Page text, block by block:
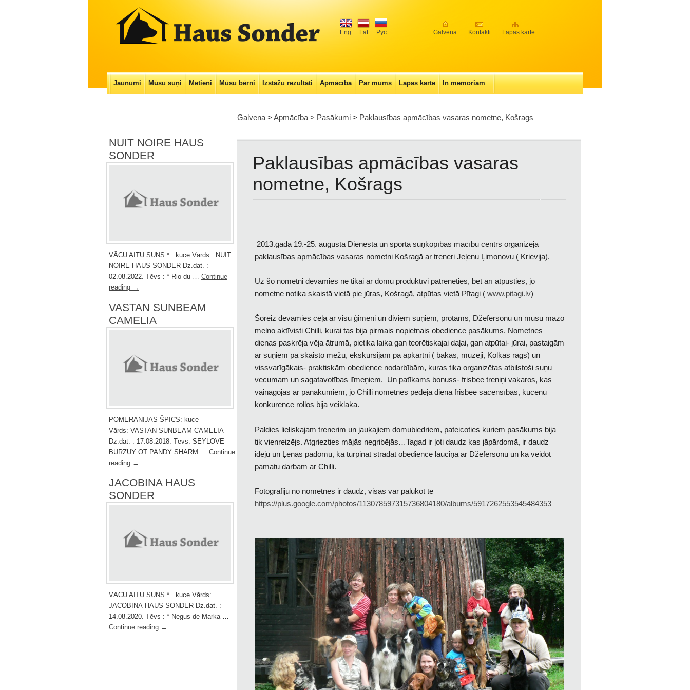
Eng Lat Рус Galvena Kontakti Lapas karte
Main menu
Skip
Jaunumi Mūsu suņi Metieni Mūsu bērni Izstāžu rezultāti Apmācība Par mums Lapas karte In memoriam
Galvena > Apmācība > Pasākumi > Paklausības apmācības vasaras nometne, Košrags
NUIT NOIRE HAUS
SONDER
VĀCU AITU SUNS * kuce Vārds: NUIT
NOIRE HAUS SONDER Dz.dat. :
02.08.2022. Tēvs : * Rio du … Continue
reading →
VASTAN SUNBEAM
CAMELIA
POMERĀNIJAS ŠPICS: kuce
Vārds: VASTAN SUNBEAM CAMELIA
Dz.dat. : 17.08.2018. Tēvs: SEYLOVE
BURZUY OT PANDY SHARM … Continue
reading →
JACOBINA HAUS
SONDER
VĀCU AITU SUNS * kuce Vārds:
JACOBINA HAUS SONDER Dz.dat. :
14.08.2020. Tēvs : * Negus de Marka …
Continue reading →
Paklausības apmācības vasaras
nometne, Košrags
2013.gada 19.-25. augustā Dienesta un sporta suņkopības mācību centrs organizēja
paklausības apmācības vasaras nometni Košragā ar treneri Jeļenu Ļimonovu ( Krievija).
Uz šo nometni devāmies ne tikai ar domu produktīvi patrenēties, bet arī atpūsties, jo
nometne notika skaistā vietā pie jūras, Košragā, atpūtas vietā Pītagi ( www.pitagi.lv)
Šoreiz devāmies ceļā ar visu ģimeni un diviem suņiem, protams, Džefersonu un mūsu mazo
melno aktīvisti Chilli, kurai tas bija pirmais nopietnais obedience pasākums. Nometnes
dienas paskrēja vēja ātrumā, pietika laika gan teorētiskajai daļai, gan atpūtai- jūrai, pastaigām
ar suņiem pa skaisto mežu, ekskursijām pa apkārtni ( bākas, muzeji, Kolkas rags) un
vissvarīgākais- praktiskām obedience nodarbībām, kuras tika organizētas atbilstoši suņu
vecumam un sagatavotības līmeņiem. Un patīkams bonuss- frisbee treniņi vakaros, kas
vainagojās ar panākumiem, jo Chilli nometnes pēdējā dienā frisbee sacensībās, kucēnu
konkurencē rollos bija veiklākā.
Paldies lieliskajam trenerim un jaukajiem domubiedriem, pateicoties kuriem pasākums bija
tik vienreizējs. Atgriezties mājās negribējās…Tagad ir ļoti daudz kas jāpārdomā, ir daudz
ideju un Ļenas padomu, kā turpināt strādāt obedience lauciņā ar Džefersonu un kā veidot
pamatu darbam ar Chilli.
Fotogrāfiju no nometnes ir daudz, visas var palūkot te
https://plus.google.com/photos/113078597315736804180/albums/5917262553545484353